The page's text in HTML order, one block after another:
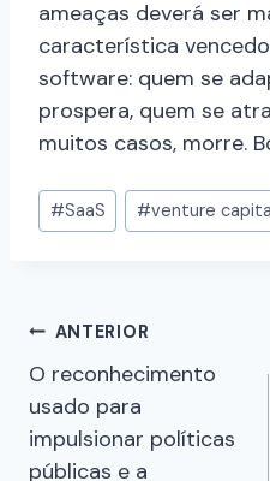
ameaças deverá ser
característica
software: quem se
prospera, quem se
muitos casos, morre.
#SaaS #venture
ANTERIOR
O reconhecimento
usado para
impulsionar políticas
públicas e a